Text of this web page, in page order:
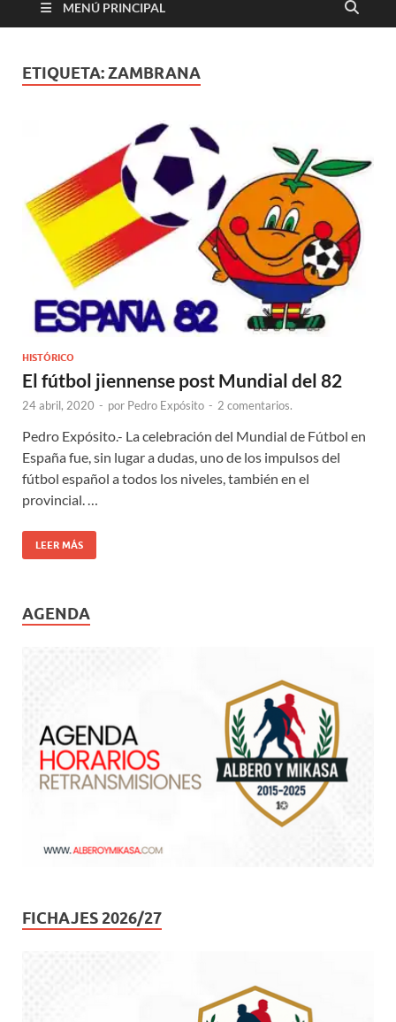
MENÚ PRINCIPAL
ETIQUETA:ZAMBRANA
HISTÓRICO
El fútbol jiennense post Mundial del 82
24 abril, 2020 - por Pedro Expósito - 2 comentarios.
Pedro Expósito.- La celebración del Mundial de Fútbol en
España fue, sin lugar a dudas, uno de los impulsos del
fútbol español a todos los niveles, también en el
provincial. …
LEER MÁS
AGENDA
FICHAJES 2026/27